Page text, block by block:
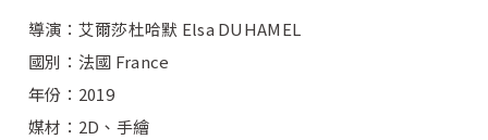
導演：艾爾莎杜哈默 Elsa DUHAMEL
國別：法國 France
年份：2019
媒材：2D、手繪